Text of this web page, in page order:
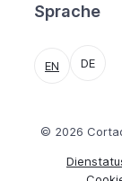
Sprache
EN DE
© 2026